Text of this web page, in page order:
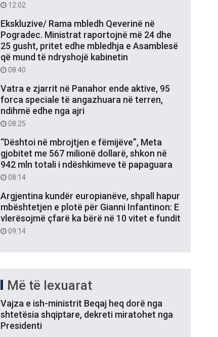
12:02
Ekskluzive/ Rama mbledh Qeverinë në
Pogradec. Ministrat raportojnë më 24 dhe
25 gusht, pritet edhe mbledhja e Asamblesë
që mund të ndryshojë kabinetin
08:40
Vatra e zjarrit në Panahor ende aktive, 95
forca speciale të angazhuara në terren,
ndihmë edhe nga ajri
08:25
“Dështoi në mbrojtjen e fëmijëve”, Meta
gjobitet me 567 milionë dollarë, shkon në
942 mln totali i ndëshkimeve të papaguara
08:14
Argjentina kundër europianëve, shpall hapur
mbështetjen e plotë për Gianni Infantinon: E
vlerësojmë çfarë ka bërë në 10 vitet e fundit
09:14
Më të lexuarat
Vajza e ish-ministrit Beqaj heq dorë nga
shtetësia shqiptare, dekreti miratohet nga
Presidenti